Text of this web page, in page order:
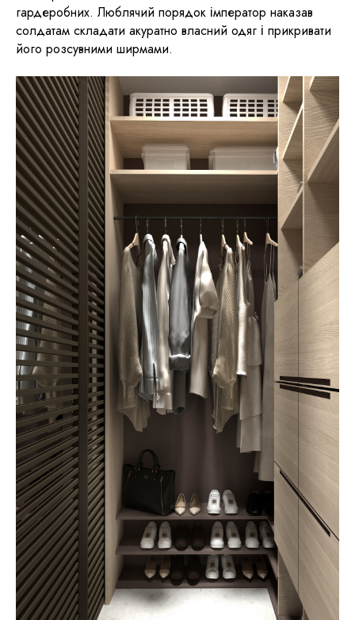
гардеробних. Люблячий порядок імператор наказав
солдатам складати акуратно власний одяг і прикривати
його розсувними ширмами.